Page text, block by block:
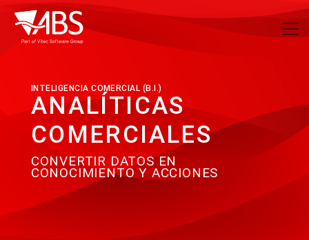
INTELIGENCIA COMERCIAL (B.I.)
ANALÍTICAS
COMERCIALES
CONVERTIR DATOS EN
CONOCIMIENTO Y ACCIONES